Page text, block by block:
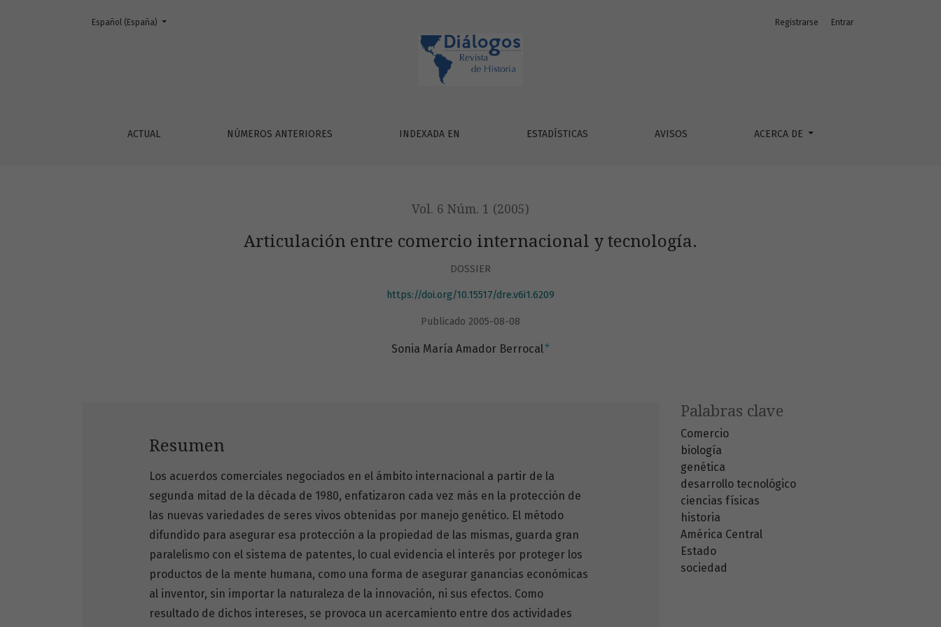
Articulación entre comercio internacional y tecnología.
ACTUAL NÚMEROS ANTERIORES INDEXADA EN ESTADÍSTICAS AVISOS ACERCA DE
Registrarse Entrar
Cambiar el idioma. El actual es:
Español (España)
Vol. 6 Núm. 1 (2005)
Articulación entre comercio internacional y tecnología.
DOSSIER
https://doi.org/10.15517/dre.v6i1.6209
Publicado 2005-08-08
Sonia María Amador Berrocal +
Palabras clave
Comercio
biología
genética
desarrollo tecnológico
ciencias físicas
historia
América Central
Estado
sociedad
Resumen
Los acuerdos comerciales negociados en el ámbito internacional a partir de la
segunda mitad de la década de 1980, enfatizaron cada vez más en la protección de
las nuevas variedades de seres vivos obtenidas por manejo genético. El método
difundido para asegurar esa protección a la propiedad de las mismas, guarda gran
paralelismo con el sistema de patentes, lo cual evidencia el interés por proteger los
productos de la mente humana, como una forma de asegurar ganancias económicas
al inventor, sin importar la naturaleza de la innovación, ni sus efectos. Como
resultado de dichos intereses, se provoca un acercamiento entre dos actividades